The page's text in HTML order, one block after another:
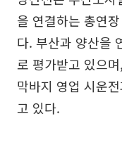
을 연결하는 총연
다. 부산과 양산을
로 평가받고 있으
막바지 영업 시운
고 있다.